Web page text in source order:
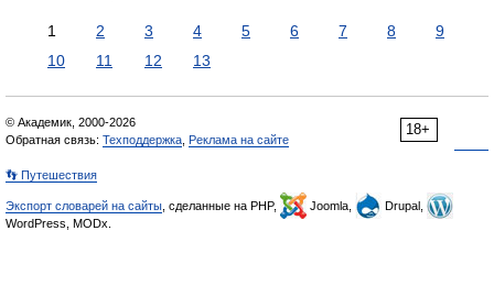
1 2 3 4 5 6 7 8
9
10
11 12 13
18+
© Академик, 2000-2026
Обратная связь: Техподдержка Реклама на сайте
👣 Путешествия
Экспорт словарей на сайты , сделанные на PHP, Joomla,
Drupal,
WordPress, MODx.